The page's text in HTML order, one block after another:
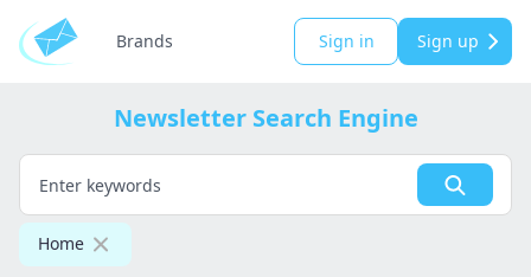
Brands Sign in Sign up
Newsletter Search Engine
Home